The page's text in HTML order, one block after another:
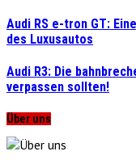
Audi RS e-tron GT:
des Luxusautos
Audi R3: Die
verpassen sollten!
Über uns